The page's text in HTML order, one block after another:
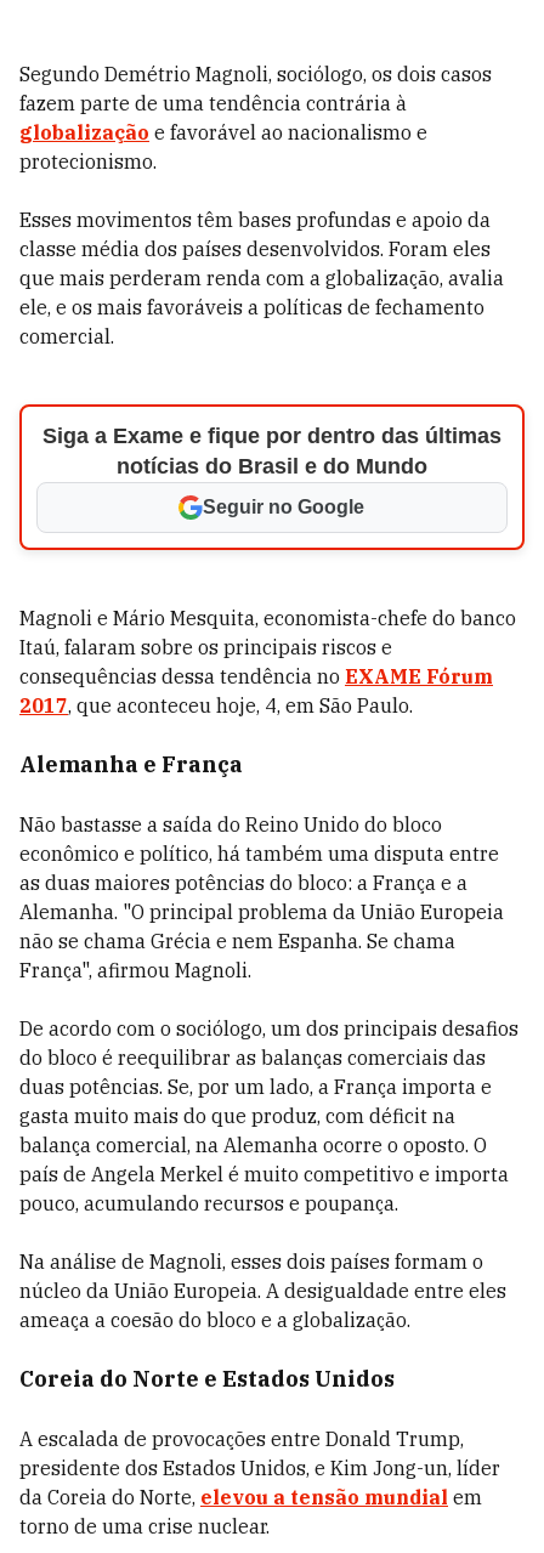
Segundo Demétrio Magnoli, sociólogo, os dois casos
fazem parte de uma tendência contrária à
globalização e favorável ao nacionalismo e
protecionismo.
Esses movimentos têm bases profundas e apoio da
classe média dos países desenvolvidos. Foram eles
que mais perderam renda com a globalização, avalia
ele, e os mais favoráveis a políticas de fechamento
comercial.
Siga a Exame e fique por dentro das últimas
notícias do Brasil e do Mundo
Seguir no Google
Magnoli e Mário Mesquita, economista-chefe do banco
Itaú, falaram sobre os principais riscos e
consequências dessa tendência no EXAME Fórum
2017, que aconteceu hoje, 4, em São Paulo.
Alemanha e França
Não bastasse a saída do Reino Unido do bloco
econômico e político, há também uma disputa entre
as duas maiores potências do bloco: a França e a
Alemanha. "O principal problema da União Europeia
não se chama Grécia e nem Espanha. Se chama
França", afirmou Magnoli.
De acordo com o sociólogo, um dos principais desafios
do bloco é reequilibrar as balanças comerciais das
duas potências. Se, por um lado, a França importa e
gasta muito mais do que produz, com déficit na
balança comercial, na Alemanha ocorre o oposto. O
país de Angela Merkel é muito competitivo e importa
pouco, acumulando recursos e poupança.
Na análise de Magnoli, esses dois países formam o
núcleo da União Europeia. A desigualdade entre eles
ameaça a coesão do bloco e a globalização.
Coreia do Norte e Estados Unidos
A escalada de provocações entre Donald Trump,
presidente dos Estados Unidos, e Kim Jong-un, líder
da Coreia do Norte, elevou a tensão mundial em
torno de uma crise nuclear.